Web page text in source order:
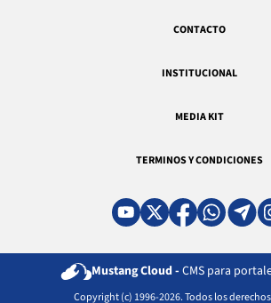
CONTACTO
INSTITUCIONAL
MEDIA KIT
TERMINOS Y CONDICIONES
Mustang Cloud - CMS para
Copyright (c) 1996-2026. Todos los